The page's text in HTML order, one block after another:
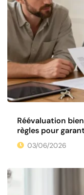
Réévaluation
règles pour
03/06/2026